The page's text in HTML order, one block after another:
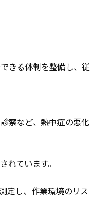
きる体制を整備し、従
察など、熱中症の悪化
れています。
定し、作業環境のリス